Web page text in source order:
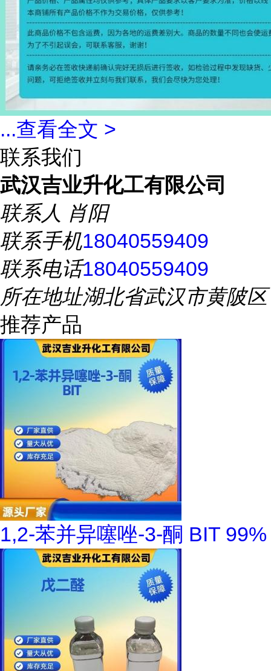
...查看全文 >
联系我们
武汉吉业升化工有限公司
联系人 肖阳
联系手机18040559409
联系电话18040559409
所在地址湖北省武汉市黄陂区
推荐产品
1,2-苯并异噻唑-3-酮 BIT 99%